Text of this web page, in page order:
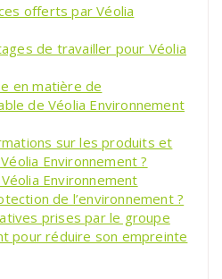
offerts par Véolia
de travailler pour Véolia
en matière de
de Véolia Environnement
sur les produits et
Environnement ?
Environnement
de l’environnement ?
prises par le groupe
pour réduire son empreinte